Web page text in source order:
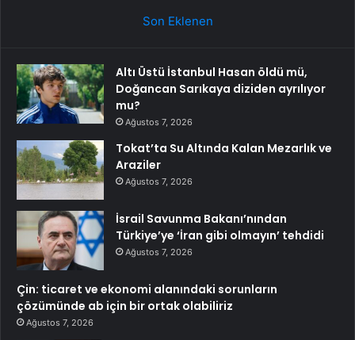
Son Eklenen
Altı Üstü İstanbul Hasan öldü mü,
Doğancan Sarıkaya diziden ayrılıyor
mu?
Ağustos 7, 2026
Tokat’ta Su Altında Kalan Mezarlık ve
Araziler
Ağustos 7, 2026
İsrail Savunma Bakanı’nından
Türkiye’ye ‘İran gibi olmayın’ tehdidi
Ağustos 7, 2026
Çin: ticaret ve ekonomi alanındaki sorunların
çözümünde ab için bir ortak olabiliriz
Ağustos 7, 2026